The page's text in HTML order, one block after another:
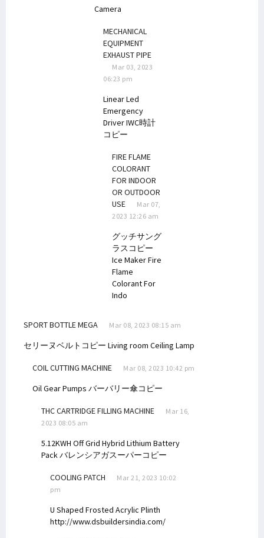
Camera
MECHANICAL
EQUIPMENT
EXHAUST PIPE
Mar 03, 2023
06:23 pm
Linear Led
Emergency
DriverIWC時計
コピー
FIRE FLAME
COLORANT
FOR INDOOR
OR OUTDOOR
USE
Mar 07,
2023 12:26 am
グッチサング
ラスコピー
Ice MakerFire
Flame
Colorant For
Indo
SPORT BOTTLE MEGA Mar 08, 2023 08:15 am
セリーヌベルトコピー Living room Ceiling Lamp
COIL CUTTING MACHINE Mar 08, 2023 10:42 pm
Oil Gear Pumps バーバリー傘コピー
THC CARTRIDGE FILLING MACHINE
Mar 16,
2023 08:05 am
5.12KWH Off Grid Hybrid Lithium Battery
Packバレンシアガスーパーコピー
COOLING PATCH
Mar 21, 2023 10:02
pm
U Shaped Frosted Acrylic Plinth
http://www.dsbuildersindia.com/